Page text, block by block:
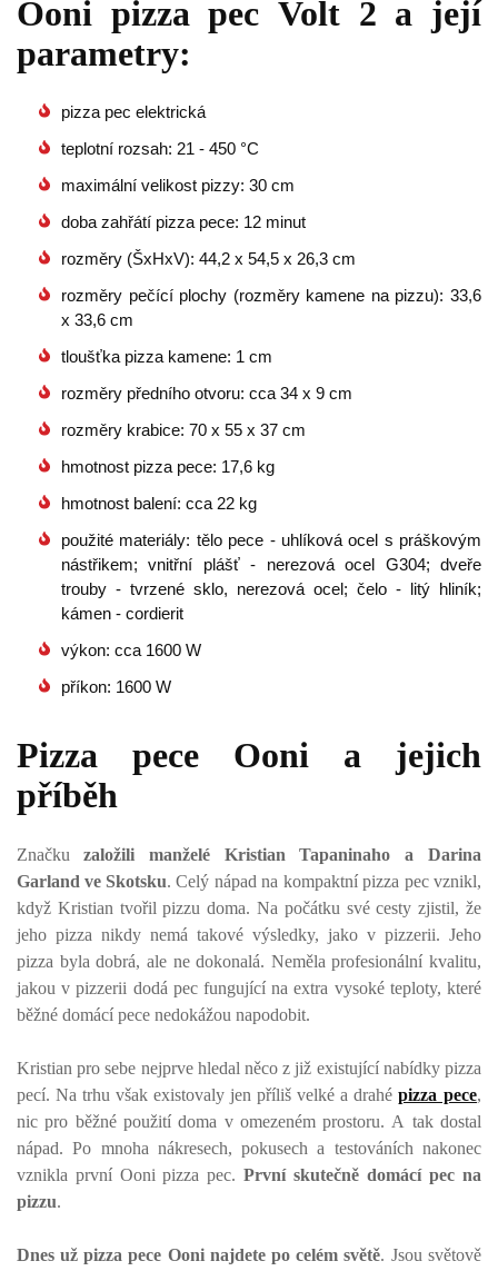
Ooni pizza pec Volt 2 a její
parametry:
pizza pec elektrická
teplotní rozsah: 21 - 450 °C
maximální velikost pizzy: 30 cm
doba zahřátí pizza pece: 12 minut
rozměry (ŠxHxV): 44,2 x 54,5 x 26,3 cm
rozměry pečící plochy (rozměry kamene na pizzu): 33,6
x 33,6 cm
tloušťka pizza kamene: 1 cm
rozměry předního otvoru: cca 34 x 9 cm
rozměry krabice: 70 x 55 x 37 cm
hmotnost pizza pece: 17,6 kg
hmotnost balení: cca 22 kg
použité materiály: tělo pece - uhlíková ocel s práškovým
nástřikem; vnitřní plášť - nerezová ocel G304; dveře
trouby - tvrzené sklo, nerezová ocel; čelo - litý hliník;
kámen - cordierit
výkon: cca 1600 W
příkon: 1600 W
Pizza pece Ooni a jejich
příběh
Značku založili manželé Kristian Tapaninaho a Darina
Garland ve Skotsku. Celý nápad na kompaktní pizza pec vznikl,
když Kristian tvořil pizzu doma. Na počátku své cesty zjistil, že
jeho pizza nikdy nemá takové výsledky, jako v pizzerii. Jeho
pizza byla dobrá, ale ne dokonalá. Neměla profesionální kvalitu,
jakou v pizzerii dodá pec fungující na extra vysoké teploty, které
běžné domácí pece nedokážou napodobit.
Kristian pro sebe nejprve hledal něco z již existující nabídky pizza
pecí. Na trhu však existovaly jen příliš velké a drahé pizza pece,
nic pro běžné použití doma v omezeném prostoru. A tak dostal
nápad. Po mnoha nákresech, pokusech a testováních nakonec
vznikla první Ooni pizza pec. První skutečně domácí pec na
pizzu.
Dnes už pizza pece Ooni najdete po celém světě. Jsou světově